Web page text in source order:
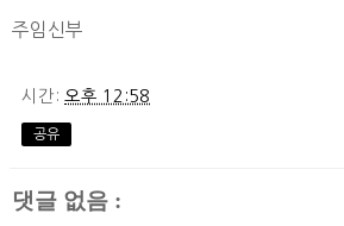
주임신부
시간: 오후 12:58
공유
댓글 없음 :